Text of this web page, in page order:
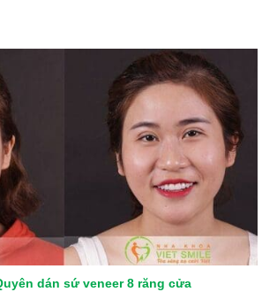
dán sứ veneer 8 răng cửa